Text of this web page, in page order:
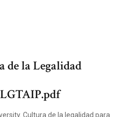
de la Legalidad
Cultura de la legalidad para